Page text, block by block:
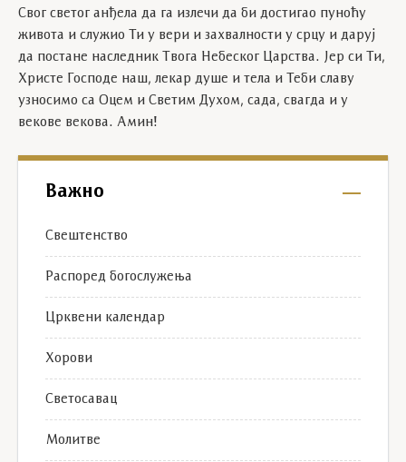
Свог светог анђела да га излечи да би достигао пуноћу
живота и служио Ти у вери и захвалности у срцу и даруј
да постане наследник Твога Небеског Царства. Јер си Ти,
Христе Господе наш, лекар душе и тела и Теби славу
узносимо са Оцем и Светим Духом, сада, свагда и у
векове векова. Амин!
Важно
Свештенство
Распоред богослужења
Црквени календар
Хорови
Светосавац
Молитве